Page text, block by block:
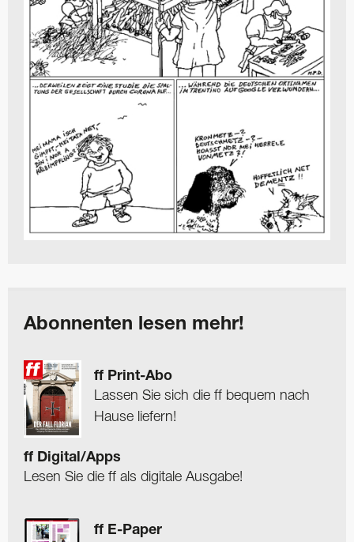
Abonnenten lesen mehr!
ff Print-Abo
Lassen Sie sich die ff bequem nach
Hause liefern!
ff Digital/Apps
Lesen Sie die ff als digitale Ausgabe!
ff E-Paper